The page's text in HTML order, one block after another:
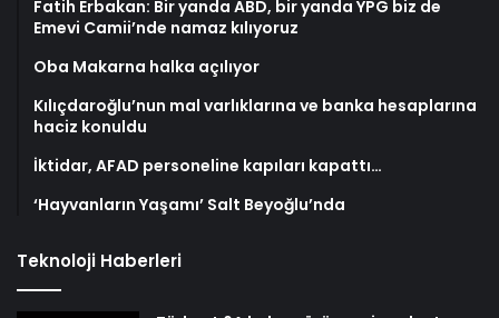
Fatih Erbakan: Bir yanda ABD, bir yanda YPG biz de
Emevi Camii’nde namaz kılıyoruz
Oba Makarna halka açılıyor
Kılıçdaroğlu’nun mal varlıklarına ve banka hesaplarına
haciz konuldu
İktidar, AFAD personeline kapıları kapattı…
‘Hayvanların Yaşamı’ Salt Beyoğlu’nda
Teknoloji Haberleri